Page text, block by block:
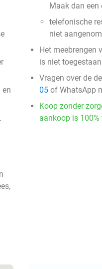
en
Maak dan een
telefonische
niet
Het meebrengen
is niet toegestaan
Vragen over de
05 of WhatsApp
Koop zonder
aankoop is